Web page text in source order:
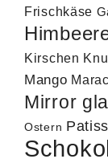
Frischkäse
Kirschen
Mango
Mirror
Ostern